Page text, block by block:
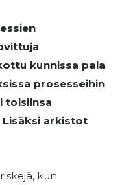
kunnissa pala
prosesseihin
toisiinsa
arkistot
kun